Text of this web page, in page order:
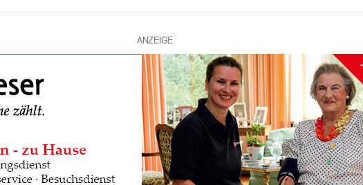
ANZEIGE